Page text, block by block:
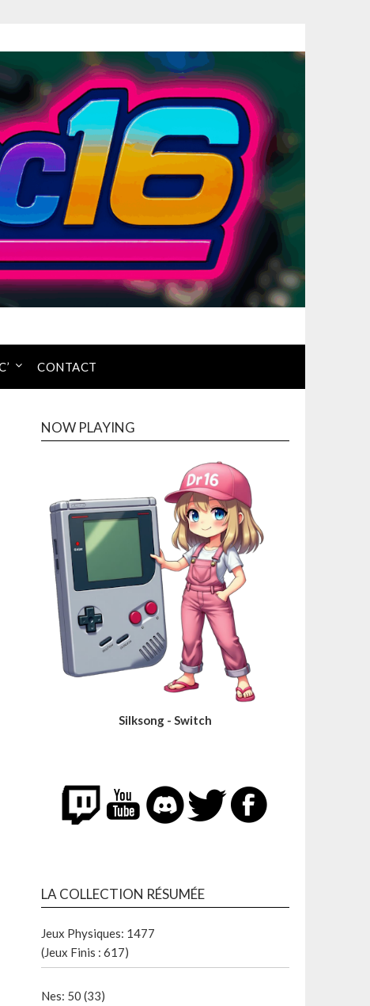
CONTACT
NOW PLAYING
Silksong - Switch
LA COLLECTION RÉSUMÉE
Jeux Physiques: 1477
(Jeux Finis : 617)
Nes: 50 (33)